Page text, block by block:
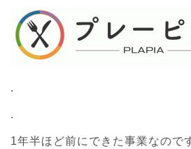
.
.
1年半ほど前にできた事業なので